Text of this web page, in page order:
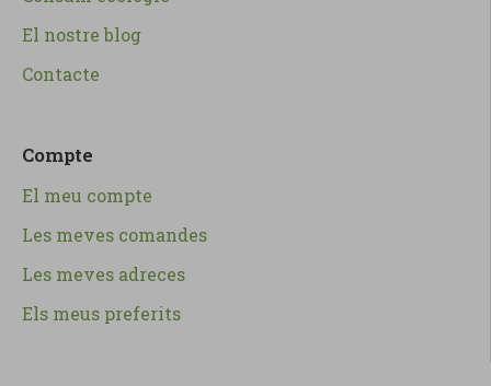
El nostre blog
Contacte
Compte
El meu compte
Les meves comandes
Les meves adreces
Els meus preferits